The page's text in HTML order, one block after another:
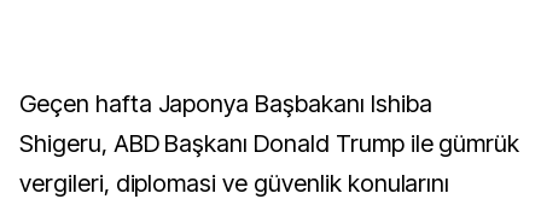
Geçen hafta Japonya Başbakanı Ishiba
Shigeru, ABD Başkanı Donald Trump ile gümrük
vergileri, diplomasi ve güvenlik konularını